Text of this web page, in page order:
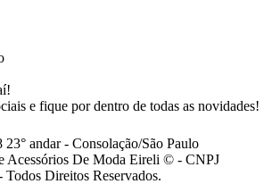
e fique por dentro de todas as novidades!
andar - Consolação/São Paulo
Acessórios De Moda Eireli © - CNPJ
Direitos Reservados.